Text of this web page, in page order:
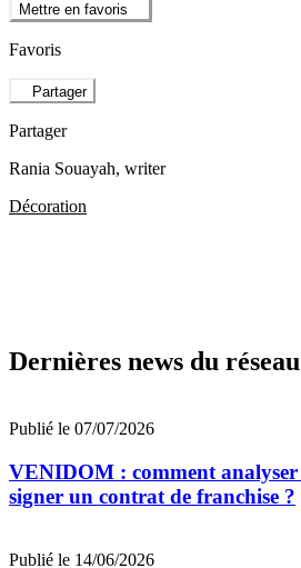
Mettre en favoris
Favoris
Partager
Partager
Rania Souayah, writer
Décoration
Dernières news du réseau
Publié le 07/07/2026
VENIDOM : comment
signer un contrat de franchise ?
Publié le 14/06/2026